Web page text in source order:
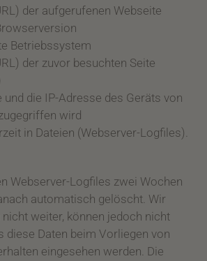
der aufgerufenen Webseite
Betriebssystem
der zuvor besuchten Seite
und die IP-Adresse des Geräts von
wird
in Dateien (Webserver-Logfiles).
Webserver-Logfiles zwei Wochen
automatisch gelöscht. Wir
nicht weiter, können jedoch nicht
diese Daten beim Vorliegen von
eingesehen werden. Die